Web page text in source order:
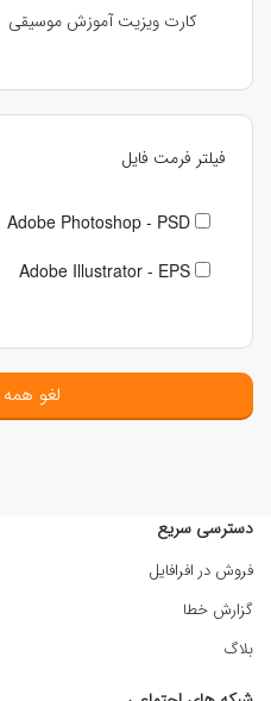
کارت ویزیت آموزش موسیقی
فیلتر فرمت فایل
Adobe Photoshop - PSD
Adobe Illustrator - EPS
لغو همه
دسترسی سریع
فروش در افرافایل
گزارش خطا
بلاگ